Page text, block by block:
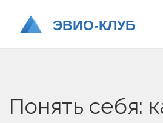
Понять себя: